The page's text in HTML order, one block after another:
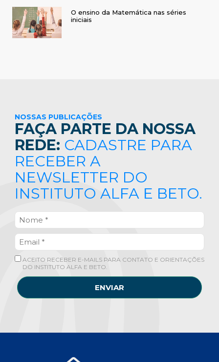
O ensino da Matemática nas séries
iniciais
NOSSAS PUBLICAÇÕES
FAÇA PARTE DA NOSSA
REDE: CADASTRE PARA
RECEBER A
NEWSLETTER DO
INSTITUTO ALFA E BETO.
ACEITO RECEBER E-MAILS PARA CONTATO E ORIENTAÇÕES
DO INSTITUTO ALFA E BETO.
ENVIAR